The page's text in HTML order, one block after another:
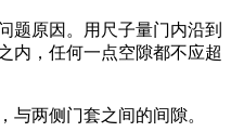
题原因。用尺子量门内沿到
内，任何一点空隙都不应超
与两侧门套之间的间隙。